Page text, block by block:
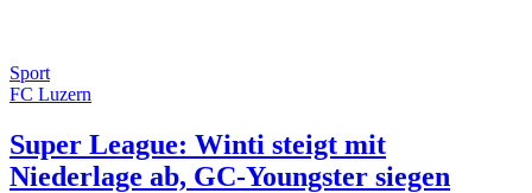
Sport
FC Luzern
Super League: Winti steigt mit
Niederlage ab, GC-Youngster siegen